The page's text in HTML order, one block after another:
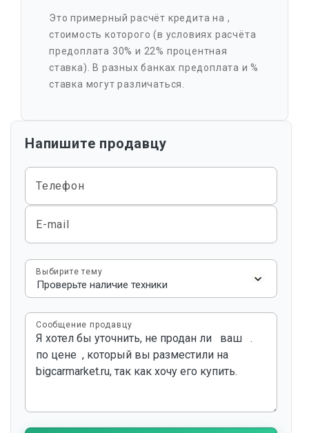
Это примерный расчёт кредита на ,
стоимость которого(в условиях расчёта
предоплата 30% и 22% процентная
ставка). В разных банках предоплата и %
ставка могут различаться.
Напишите продавцу
Телефон
E-mail
Выбирите тему
Сообщение продавцу